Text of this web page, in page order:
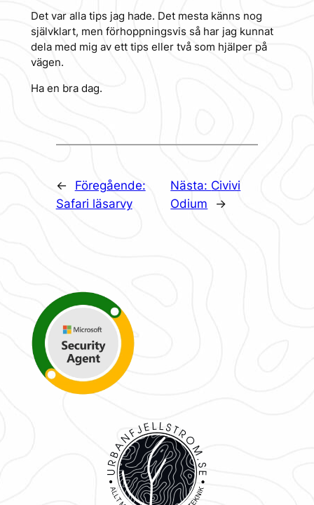
Det var alla tips jag hade. Det mesta känns nog
självklart, men förhoppningsvis så har jag kunnat
dela med mig av ett tips eller två som hjälper på
vägen.
Ha en bra dag.
←
Föregående:
Safari läsarvy
Nästa: Civivi
Odium
→